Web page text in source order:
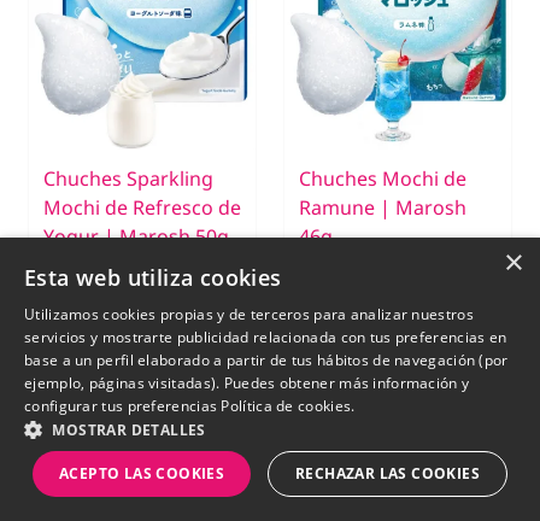
Chuches Sparkling
Mochi de Refresco de
Yogur | Marosh 50g.
SIN STOCK
Chuches Mochi de
Ramune | Marosh
46g.
SIN STOCK
-15% -15%
×
Esta web utiliza cookies
Utilizamos cookies propias y de terceros para analizar nuestros
servicios y mostrarte publicidad relacionada con tus preferencias en
base a un perfil elaborado a partir de tus hábitos de navegación (por
ejemplo, páginas visitadas). Puedes obtener más información y
configurar tus preferencias Política de cookies.
MOSTRAR DETALLES
ACEPTO LAS COOKIES RECHAZAR LAS COOKIES